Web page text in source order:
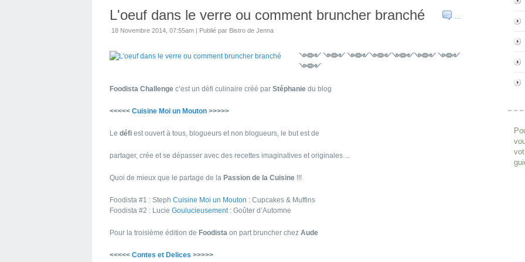
…
L'oeuf dans le verre ou comment bruncher branché
18 Novembre 2014, 07:55am | Publié par Bistro de Jenna
༺༻ ༺༻ ༺༻༺༻༺༻༺༻ ༺༻
༺༻
Foodista Challenge c’est un dèfi culinaire créé par Stéphanie du blog
<<<<< Cuisine Moi un Mouton >>>>>
Le défi est ouvert à tous, blogueurs et non blogueurs, le but est de
partager, crée et se dépasser avec des recettes imaginatives et originales ...
Quoi de mieux que le partage de la Passion de la Cuisine !!!
Foodista #1 : Steph Cuisine Moi un Mouton : Cupcakes & Muffins
Foodista #2 : Lucie Goulucieusement: Goûter d’Automne
Pour la troisième édition de Foodista on part bruncher chez Aude
<<<<< Contes et Delices >>>>>